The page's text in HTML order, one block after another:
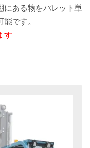
にある物をパレット単
です。
す